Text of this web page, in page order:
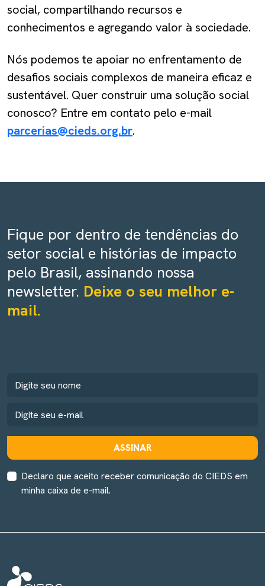
social, compartilhando recursos e
conhecimentos e agregando valor à sociedade.
Nós podemos te apoiar no enfrentamento de
desafios sociais complexos de maneira eficaz e
sustentável. Quer construir uma solução social
conosco? Entre em contato pelo e-mail
parcerias@cieds.org.br.
Fique por dentro de tendências do
setor social e histórias de impacto
pelo Brasil, assinando nossa
newsletter. Deixe o seu melhor e-
mail.
ASSINAR
Declaro que aceito receber comunicação do CIEDS em
minha caixa de e-mail.